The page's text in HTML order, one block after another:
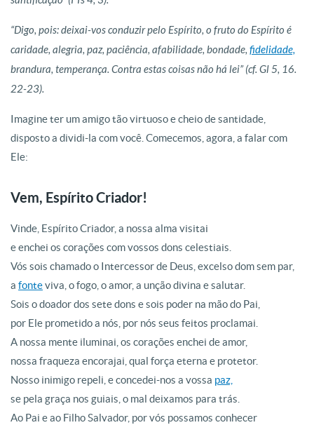
“Digo, pois: deixai-vos conduzir pelo Espírito, o fruto do Espírito é
caridade, alegria, paz, paciência, afabilidade, bondade,fidelidade,
brandura, temperança. Contra estas coisas não há lei” (cf. Gl 5, 16.
22-23).
Imagine ter um amigo tão virtuoso e cheio de santidade,
disposto a dividi-la com você. Comecemos, agora, a falar com
Ele:
Vem, Espírito Criador!
Vinde, Espírito Criador, a nossa alma visitai
e enchei os corações com vossos dons celestiais.
Vós sois chamado o Intercessor de Deus, excelso dom sem par,
a fonteviva, o fogo, o amor, a unção divina e salutar.
Sois o doador dos sete dons e sois poder na mão do Pai,
por Ele prometido a nós, por nós seus feitos proclamai.
A nossa mente iluminai, os corações enchei de amor,
nossa fraqueza encorajai, qual força eterna e protetor.
Nosso inimigo repeli, e concedei-nos a vossa paz,
se pela graça nos guiais, o mal deixamos para trás.
Ao Pai e ao Filho Salvador, por vós possamos conhecer